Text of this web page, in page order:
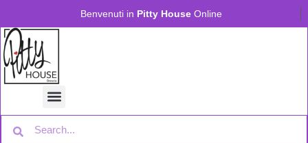
Benvenuti in Pitty House Online